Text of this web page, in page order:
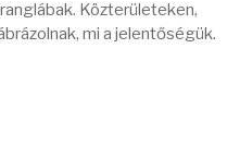
Közterületeken,
mi a jelentőségük.